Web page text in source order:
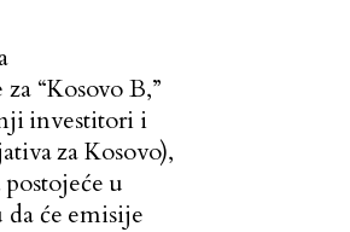
“Kosovo B,”
investitori i
za Kosovo),
u
će emisije